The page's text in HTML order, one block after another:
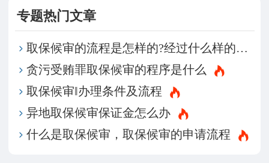
专题热门文章
取保候审的流程是怎样的?经过什么样的流程才能申请取保候审?
贪污受贿罪取保候审的程序是什么
取保候审‖办理条件及流程
异地取保候审保证金怎么办
什么是取保候审，取保候审的申请流程